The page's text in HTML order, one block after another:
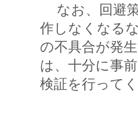
作しなくなる
の不具合が発
は、十分に事前
検証を行って